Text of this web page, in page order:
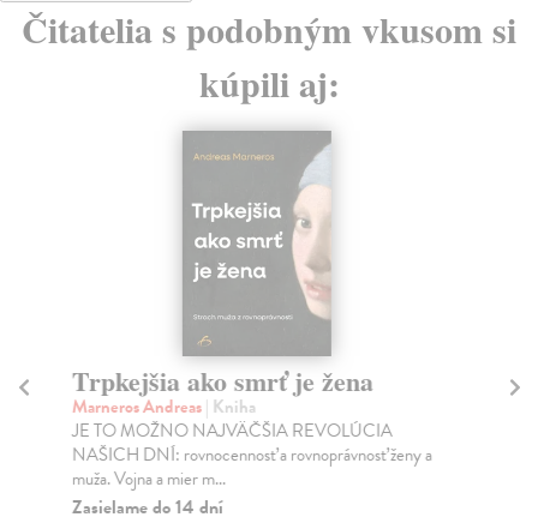
Čitatelia s podobným vkusom si
kúpili aj:
Trpkejšia ako smrť je žena
Marneros Andreas| Kniha
JE TO MOŽNO NAJVÄČŠIA REVOLÚCIA
NAŠICH DNÍ: rovnocennosť a rovnoprávnosť ženy a
muža. Vojna a mier m...
Zasielame do 14 dní